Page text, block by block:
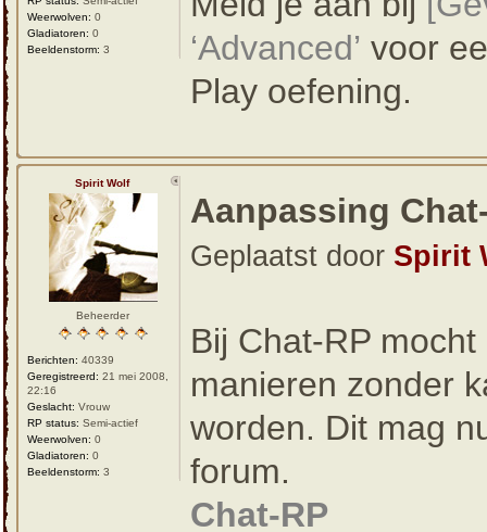
Weerwolven: 0
Gladiatoren: 0
Beeldenstorm: 3
‘Advanced’ voor
Play oefening.
Spirit Wolf
Beheerder
Berichten: 40339
Geregistreerd: 21 mei 2008,
22:16
Geslacht: Vrouw
RP status: Semi-actief
Weerwolven: 0
Gladiatoren: 0
Beeldenstorm: 3
Aanpassing
Geplaatst door Spirit
Bij Chat-RP
manieren zonder
worden. Dit mag
forum.
Chat-RP